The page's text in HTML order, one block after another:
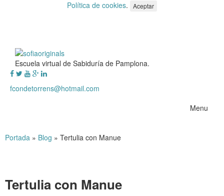
Política de cookies. Aceptar
Escuela virtual de Sabiduría de Pamplona.
fcondetorrens@hotmail.com
Menu
Portada » Blog » Tertulia con Manue
Tertulia con Manue